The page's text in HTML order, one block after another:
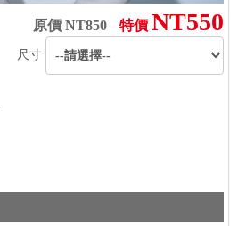
原價 NT850 特價 NT550
尺寸